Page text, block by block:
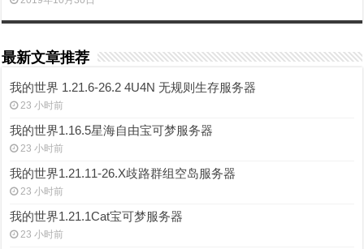
最新文章推荐
我的世界 1.21.6-26.2 4U4N 无规则生存服务器
23 小时前
我的世界1.16.5星海自由宝可梦服务器
23 小时前
我的世界1.21.11-26.X歧路群组空岛服务器
23 小时前
我的世界1.21.1Cat宝可梦服务器
23 小时前